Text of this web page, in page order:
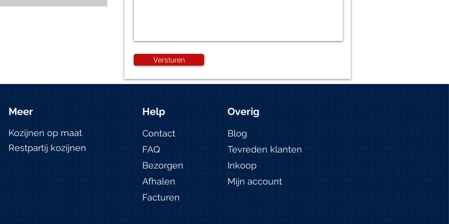
Versturen
Meer
Kozijnen op maat
Restpartij kozijnen
Help
Contact
FAQ
Bezorgen
Afhalen
Facturen
Overig
Blog
Tevreden klanten
Inkoop
Mijn account